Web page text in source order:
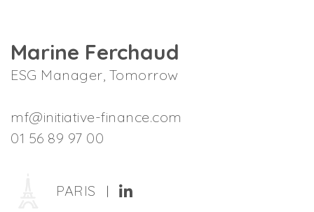
Marine Ferchaud
ESG Manager, Tomorrow
mf@initiative-finance.com
01 56 89 97 00
PARIS